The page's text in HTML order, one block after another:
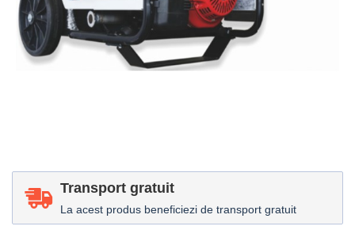
Transport gratuit
La acest produs beneficiezi de transport gratuit